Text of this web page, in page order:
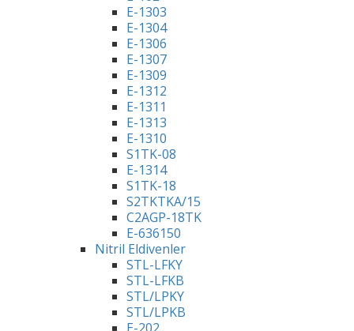
E-1303
E-1304
E-1306
E-1307
E-1309
E-1312
E-1311
E-1313
E-1310
S1TK-08
E-1314
S1TK-18
S2TKTKA/15
C2AGP-18TK
E-636150
Nitril Eldivenler
STL-LFKY
STL-LFKB
STL/LPKY
STL/LPKB